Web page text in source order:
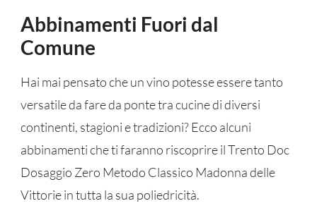
Abbinamenti Fuori dal
Comune
Hai mai pensato che un vino potesse essere tanto
versatile da fare da ponte tra cucine di diversi
continenti, stagioni e tradizioni? Ecco alcuni
abbinamenti che ti faranno riscoprire il Trento Doc
Dosaggio Zero Metodo Classico Madonna delle
Vittorie in tutta la sua poliedricità.